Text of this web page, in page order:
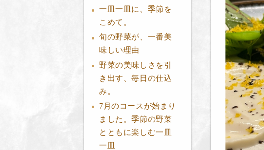
一皿一皿に、季節を
こめて。
旬の野菜が、一番美
味しい理由
野菜の美味しさを引
き出す、毎日の仕込
み。
7月のコースが始まり
ました。季節の野菜
とともに楽しむ一皿
一皿